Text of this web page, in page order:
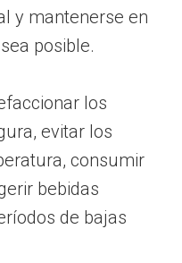
y mantenerse en
posible.
los
evitar los
consumir
bebidas
de bajas